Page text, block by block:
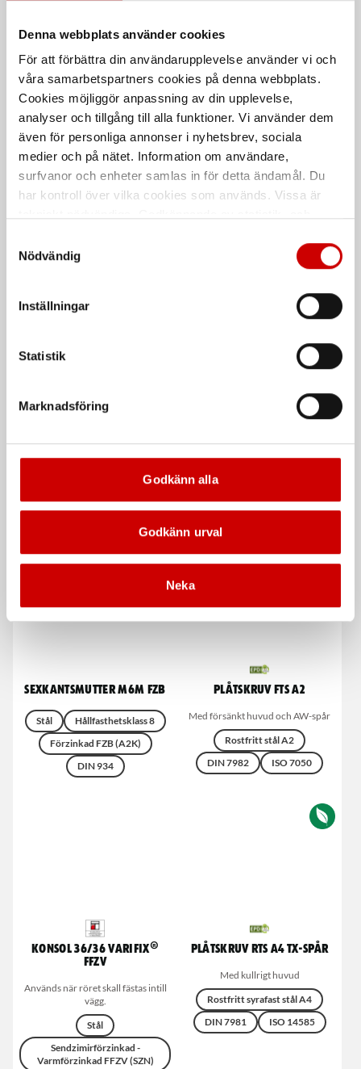
Denna webbplats använder cookies
För att förbättra din användarupplevelse använder vi och
våra samarbetspartners cookies på denna webbplats.
Cookies möjliggör anpassning av din upplevelse,
analyser och tillgång till alla funktioner. Vi använder dem
även för personliga annonser i nyhetsbrev, sociala
medier och på nätet. Information om användare,
surfvanor och enheter samlas in för detta ändamål. Du
har kontroll över vilka cookies som används. Vissa är
länder utanför EU med olika dataskyddsnormer. Genom
att godkänna samtycker du till sådana överföringar. Läs
Nödvändig
Inställningar
Statistik
Marknadsföring
Godkänn alla
Godkänn urval
Neka
Insexskruv MF6S A4
Med försänkt huvud
Rostfritt syrafast stål A4
Klass-70 Draghållfasthet
DIN 7991
ISO 10642
Plåtskruv RTS A4 TX-spår
Rostfritt syrafast stål A4
DIN 7981
ISO 14585
Med kullrigt huvud
Med kullrigt huvud
De som köpte, köpte även
Sexkantsmutter M6M FZB
Stål
Hållfasthetsklass 8
Förzinkad FZB (A2K)
DIN 934
Plåtskruv FTS A2
Med försänkt huvud och AW-spår
Rostfritt stål A2
DIN 7982
ISO 7050
Konsol 36/36 Varifix®
FFZV
Används när röret skall fästas intill
vägg.
Stål
Sendzimirförzinkad -
Varmförzinkad FFZV (SZN)
Plåtskruv RTS A4 TX-spår
Med kullrigt huvud
Rostfritt syrafast stål A4
DIN 7981
ISO 14585